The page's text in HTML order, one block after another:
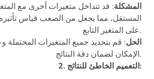
المشكلة: قد تتداخل متغيرات أخرى مع
المستقل، مما يجعل من الصعب قياس
على المتغير التابع.
الحل: قم بتحديد جميع المتغيرات المحتملة
الإمكان لضمان دقة النتائج.
2. التعميم الخاطئ للنتائج: